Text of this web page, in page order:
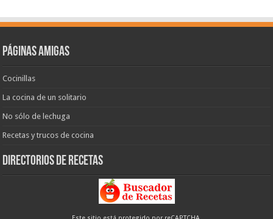
Páginas amigas
Cocinillas
La cocina de un solitario
No sólo de lechuga
Recetas y trucos de cocina
Directorios de recetas